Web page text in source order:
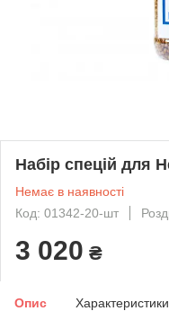
Набір спецій для
Немає в наявності
Код: 01342-20-шт
3 020 ₴
Опис Характеристики